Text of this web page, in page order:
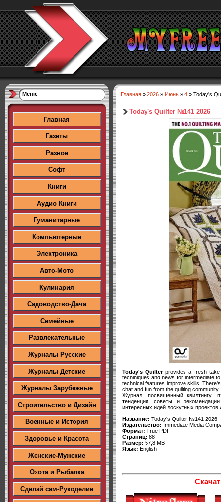
Меню
Главная
Газеты
Разное
Софт
Книги
Аудио Книги
Гуманитарные
Компьютерные
Электроника
Авто-Мото
Кулинария
Садоводство-Дача
Семейные
Развлекательные
Журналы Русские
Журналы Детские
Журналы Зарубежные
Строительство и Дизайн
Военные и История
Здоровье и Красота
Женские-Мужские
Охота и Рыбалка
Сделай сам-Рукоделие
Главная » 2026 » Июнь » 4 » Today's
Today's Quilter №141 2026
Today's Quilterprovides a fresh take
techiniques and news for intermediate
technical features improve skills.
chat and fun from the quilting community.
Журнал, посвященный квилтингу,
тенденции, советы и
интересных идей лоскутных проектов
Название: Today's Quilter №141 2026
Издательство: Immediate Media
Формат: True PDF
Страниц: 88
Размер: 57,8 MB
Язык: English